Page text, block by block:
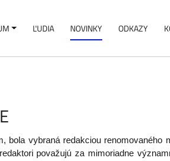
ĽUDIA NOVINKY ODKAZY
vybraná redakciou renomovaného
považujú za mimoriadne